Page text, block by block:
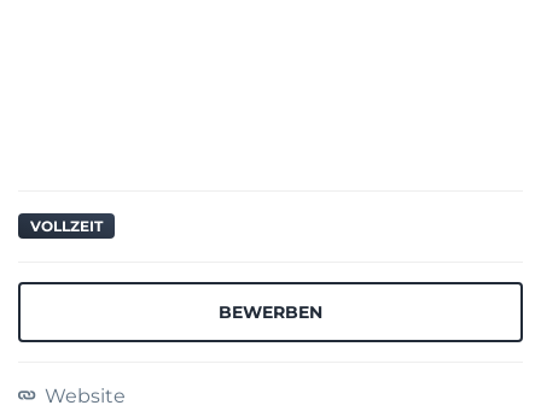
VOLLZEIT
BEWERBEN
Website